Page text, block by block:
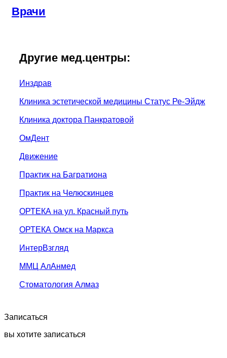
Врачи
Другие мед.центры:
Инздрав
Клиника эстетической медицины Статус Ре-Эйдж
Клиника доктора Панкратовой
ОмДент
Движение
Практик на Багратиона
Практик на Челюскинцев
ОРТЕКА на ул. Красный путь
ОРТЕКА Омск на Маркса
ИнтерВзгляд
ММЦ АлАнмед
Стоматология Алмаз
Записаться
вы хотите записаться